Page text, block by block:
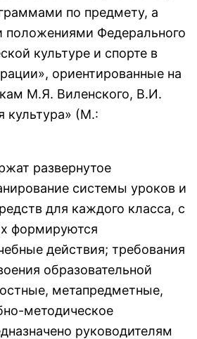
по предмету, а
Федерального
культуре и спорте в
ориентированные на
М.Я. Виленского, В.И.
культура» (М.:
развернутое
системы уроков и
для каждого класса, с
формируются
действия; требования
образовательной
метапредметные,
методическое
руководителям